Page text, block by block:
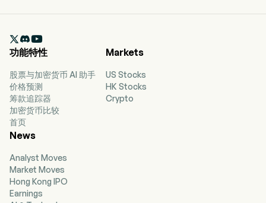

功能特性
股票与加密货币 AI 助手
价格预测
筹款追踪器
加密货币比较
首页
Markets
US Stocks
HK Stocks
Crypto
News
Analyst Moves
Market Moves
Hong Kong IPO
Earnings